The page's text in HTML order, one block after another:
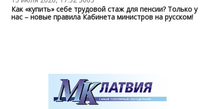
Как «купить» себе трудовой стаж для пенсии? Только у
нас – новые правила Кабинета министров на русском!